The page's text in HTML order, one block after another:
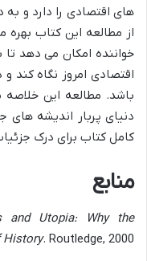
های اقتصادی را دارد و
از مطالعه این کتاب
خواننده امکان می دهد تا
اقتصادی امروز نگاه کند
باشد. مطالعه این خلاصه
دنیای پربار اندیشه
کامل کتاب برای درک
منابع
and Utopia: Why the
History. Routledge, 2000.